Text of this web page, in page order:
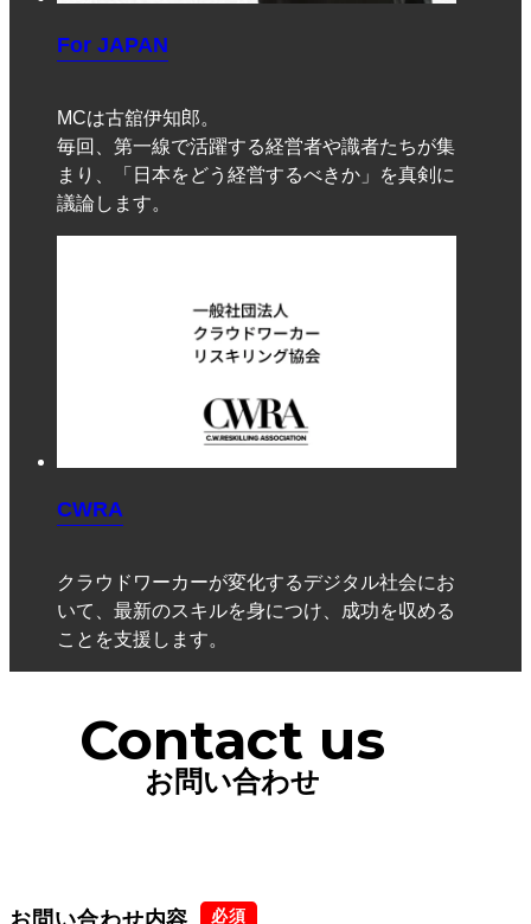
For JAPAN
MCは古舘伊知郎。
毎回、第一線で活躍する経営者や識者たちが集
まり、「日本をどう経営するべきか」を真剣に
議論します。
CWRA
クラウドワーカーが変化するデジタル社会にお
いて、最新のスキルを身につけ、成功を収める
ことを支援します。
Contact us
お問い合わせ
お問い合わせ内容